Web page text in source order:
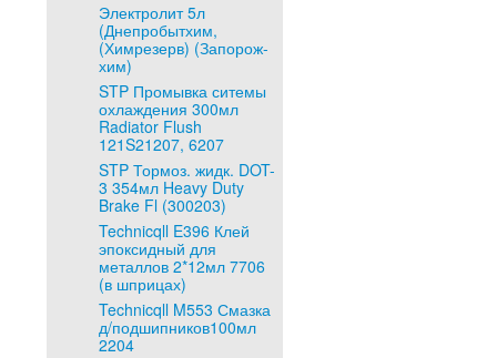
Электролит 5л
(Днепробытхим,
(Химрезерв) (Запорож-
хим)
STP Промывка ситемы
охлаждения 300мл
Radiator Flush
121S21207, 6207
STP Тормоз. жидк. DOT-
3 354мл Heavy Duty
Brake Fl (300203)
Technicqll E396 Клей
эпоксидный для
металлов 2*12мл 7706
(в шприцах)
Technicqll M553 Смазка
д/подшипников100мл
2204